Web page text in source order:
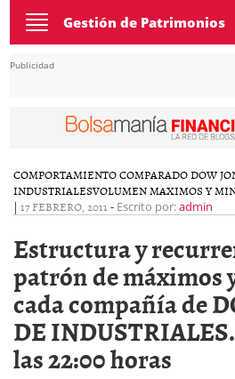
Toggle
navigation
Gestión de Patrimonios
Publicidad
COMPORTAMIENTO COMPARADO DOW
INDUSTRIALESVOLUMEN MAXIMOS Y
| 17 FEBRERO, 2011 - Escrito por:admin
Estructura y
patrón de máximos
cada compañía de
DE
las 22:00 horas